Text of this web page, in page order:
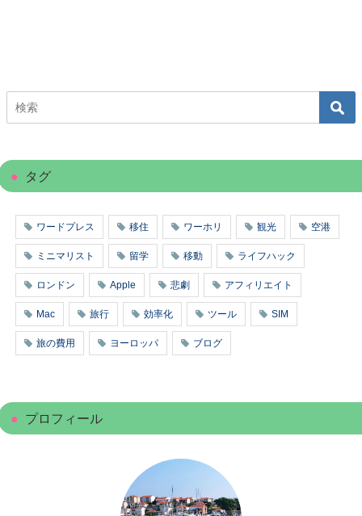
タグ
ワードプレス 移住 ワーホリ 観光 空港
ミニマリスト 留学 移動 ライフハック
ロンドン Apple 悲劇 アフィリエイト
Mac 旅行 効率化 ツール SIM
旅の費用 ヨーロッパ ブログ
プロフィール